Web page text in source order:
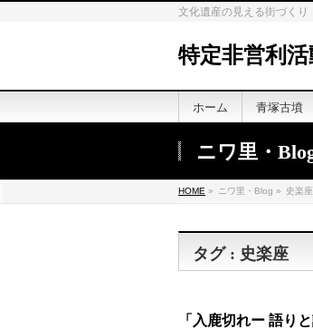
文化遺産の見える街づく
特定非営利
ホーム 青塚古墳
ニワ里・
HOME » ニワ里・Blog » 史楽座
タグ : 史楽座
「入鹿切れー 語り